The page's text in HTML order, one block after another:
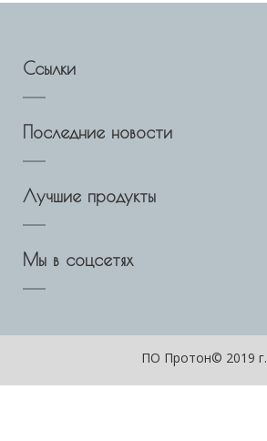
Ссылки
Последние новости
Лучшие продукты
Мы в соцсетях
ПО Протон© 2019 г.